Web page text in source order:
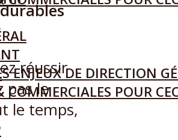
ENJEUX DE DIRECTION
POUR
réussir
pas le
le temps,